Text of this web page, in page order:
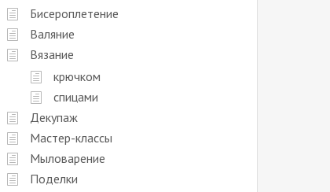
Бисероплетение
Валяние
Вязание
крючком
спицами
Декупаж
Мастер-классы
Мыловарение
Поделки